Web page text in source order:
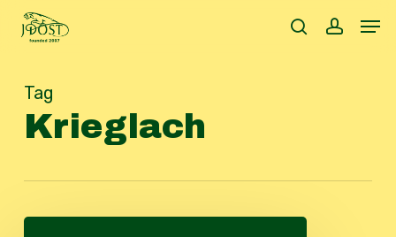
Skip
search
Tag
Krieglach
JDOST